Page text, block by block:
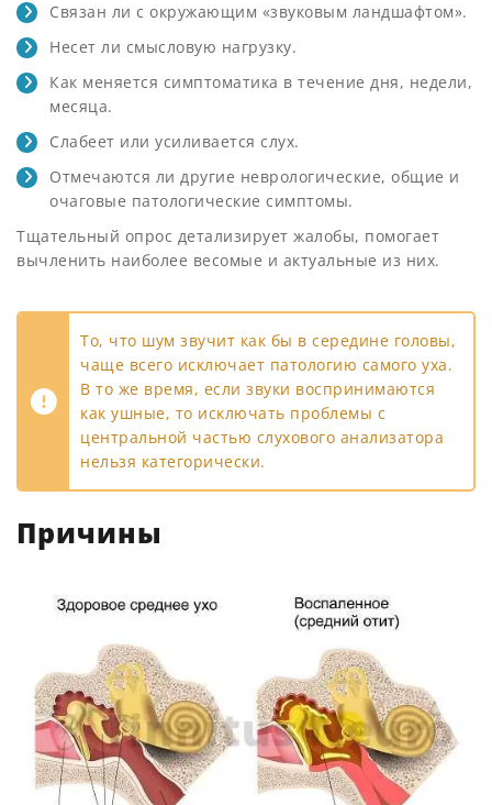
Связан ли с окружающим «звуковым ландшафтом».
Несет ли смысловую нагрузку.
Как меняется симптоматика в течение дня, недели,
месяца.
Слабеет или усиливается слух.
Отмечаются ли другие неврологические, общие и
очаговые патологические симптомы.
Тщательный опрос детализирует жалобы, помогает
вычленить наиболее весомые и актуальные из них.
То, что шум звучит как бы в середине головы,
чаще всего исключает патологию самого уха.
В то же время, если звуки воспринимаются
как ушные, то исключать проблемы с
центральной частью слухового анализатора
нельзя категорически.
Причины